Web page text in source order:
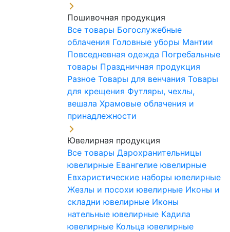
Пошивочная продукция
Все товары Богослужебные
облачения Головные уборы Мантии
Повседневная одежда Погребальные
товары Праздничная продукция
Разное Товары для венчания Товары
для крещения Футляры, чехлы,
вешала Храмовые облачения и
принадлежности
Ювелирная продукция
Все товары Дарохранительницы
ювелирные Евангелие ювелирные
Евхаристические наборы ювелирные
Жезлы и посохи ювелирные Иконы и
складни ювелирные Иконы
нательные ювелирные Кадила
ювелирные Кольца ювелирные